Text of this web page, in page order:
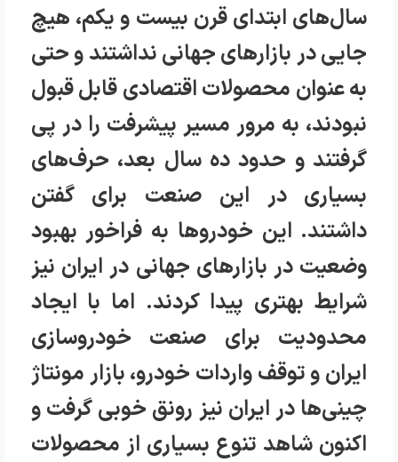
سال‌های ابتدای قرن بیست و یکم، هیچ
جایی در بازارهای جهانی نداشتند و حتی
به عنوان محصولات اقتصادی قابل قبول
نبودند، به مرور مسیر پیشرفت را در پی
گرفتند و حدود ده سال بعد، حرف‌های
بسیاری در این صنعت برای گفتن
داشتند. این خودروها به فراخور بهبود
وضعیت در بازارهای جهانی در ایران نیز
شرایط بهتری پیدا کردند. اما با ایجاد
محدودیت برای صنعت خودروسازی
ایران و توقف واردات خودرو، بازار مونتاژ
چینی‌ها در ایران نیز رونق خوبی گرفت و
اکنون شاهد تنوع بسیاری از محصولات